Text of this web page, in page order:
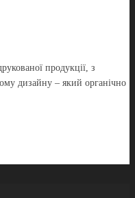
продукції, з
дизайну – який органічно